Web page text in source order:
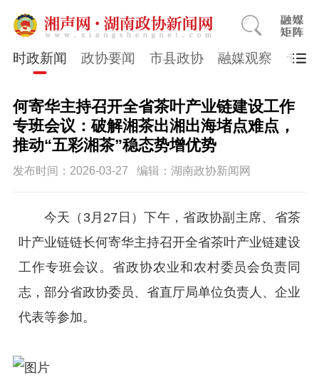
时政新闻 政协要闻 市县政协 融媒观察 专题
何寄华主持召开全省茶叶产业链建设工作
专班会议：破解湘茶出湘出海堵点难点，
推动“五彩湘茶”稳态势增优势
发布时间：2026-03-27 编辑：湖南政协新闻网
今天（3月27日）下午，省政协副主席、省茶
叶产业链链长何寄华主持召开全省茶叶产业链建设
工作专班会议。省政协农业和农村委员会负责同
志，部分省政协委员、省直厅局单位负责人、企业
代表等参加。